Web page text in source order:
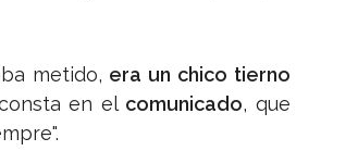
metido, era un chico tierno
en el comunicado, que